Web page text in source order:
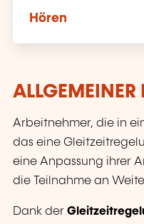
Hören
ALLGEMEINER
Arbeitnehmer, die in
das eine
eine Anpassung ihrer
die Teilnahme an
Dank der